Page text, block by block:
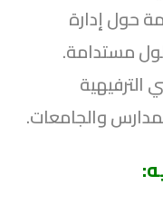
حول إدارة
مستدامة.
الترفيهية
والجامعات.